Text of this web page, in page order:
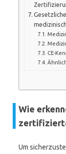
CE-
Wie
Um